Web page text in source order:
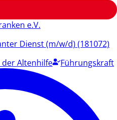
e.V.
Dienst (m/w/d) (181072)
Altenhilfe Führungskraft